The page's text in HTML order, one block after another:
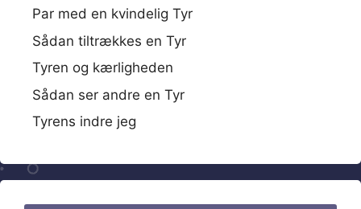
Par med en kvindelig Tyr
Sådan tiltrækkes en Tyr
Tyren og kærligheden
Sådan ser andre en Tyr
Tyrens indre jeg